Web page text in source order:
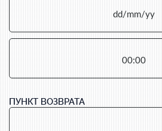
ПУНКТ ВОЗВРАТА